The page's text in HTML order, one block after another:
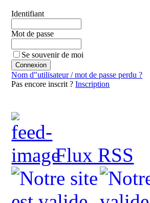
Identifiant
Mot de passe
Se souvenir de moi
Nom d"utilisateur / mot de passe perdu ?
Pas encore inscrit ?Inscription
Flux RSS